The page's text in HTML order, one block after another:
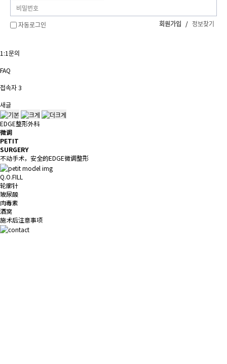
자동로그인 회원가입 / 정보찾기
1:1문의
FAQ
접속자3
새글
EDGE整形外科
微调
PETIT
SURGERY
不动手术，安全的EDGE微调整形
Q.O.FILL
轮廓针
玻尿酸
肉毒素
酒窝
施术后注意事项